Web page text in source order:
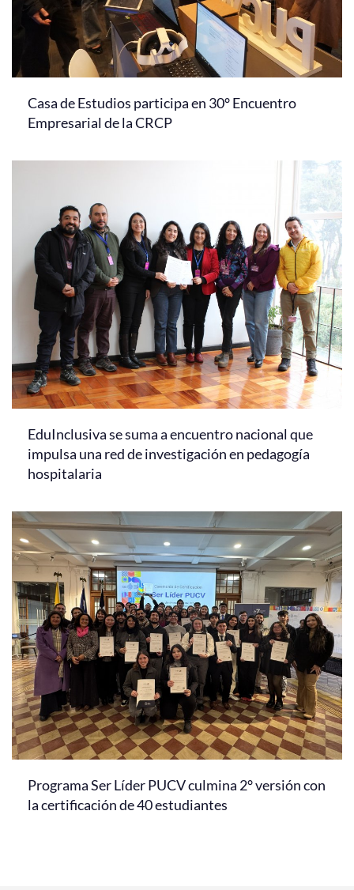
Casa de Estudios participa en 30° Encuentro
Empresarial de la CRCP
EduInclusiva se suma a encuentro nacional que
impulsa una red de investigación en pedagogía
hospitalaria
Programa Ser Líder PUCV culmina 2° versión con
la certificación de 40 estudiantes